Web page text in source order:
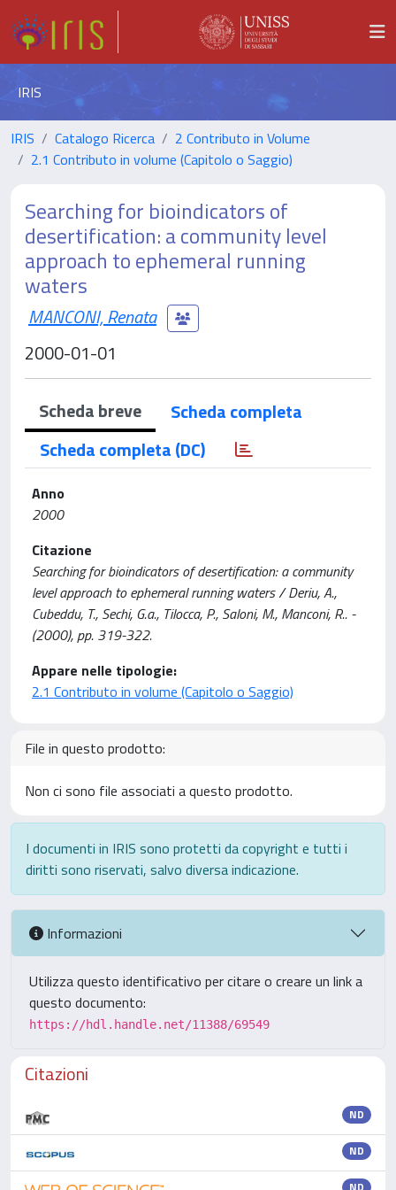
IRIS
IRIS Catalogo Ricerca
2 Contributo in Volume
2.1 Contributo in volume (Capitolo o Saggio)
Searching for bioindicators of
desertification: a community level
approach to ephemeral running
waters
MANCONI, Renata
2000-01-01
Scheda breve
Scheda completa
Scheda completa (DC)
Anno
2000
Citazione
Searching for bioindicators of desertification: a community
level approach to ephemeral running waters / Deriu, A.,
Cubeddu, T., Sechi, G.a., Tilocca, P., Saloni, M., Manconi, R.. -
(2000), pp. 319-322.
Appare nelle tipologie:
2.1 Contributo in volume (Capitolo o Saggio)
File in questo prodotto:
Non ci sono file associati a questo prodotto.
I documenti in IRIS sono protetti da copyright e tutti i
diritti sono riservati, salvo diversa indicazione.
Informazioni
Utilizza questo identificativo per citare o creare un link a
questo documento:
https://hdl.handle.net/11388/69549
Citazioni
ND
ND